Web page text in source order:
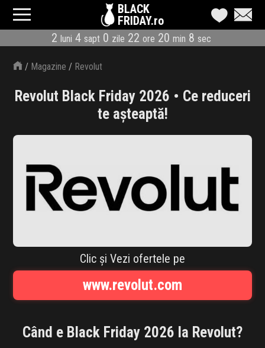
BLACK
FRIDAY.ro
2 luni 4 sapt 0 zile 22 ore 20 min 8 sec
CATEGORII
MAGAZINE
ÎNSCRIE MAGAZIN
LIVE BLOG
REDUCERI
CODURI REDUCERE
ABONARE NEWSLETTER
INFLUENCER SQUAD
IDEI DE CADOURI
/ Magazine / Revolut
Revolut Black Friday 2026 • Ce reduceri
te așteaptă!
Clic și Vezi ofertele pe
www.revolut.com
Când e Black Friday 2026 la Revolut?